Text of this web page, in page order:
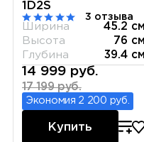
1D2S
3 отзыва
Ширина
45.2 см
Высота
76 см
Глубина
39.4 см
14 999 руб.
17 199 руб.
Экономия 2 200 руб.
Купить